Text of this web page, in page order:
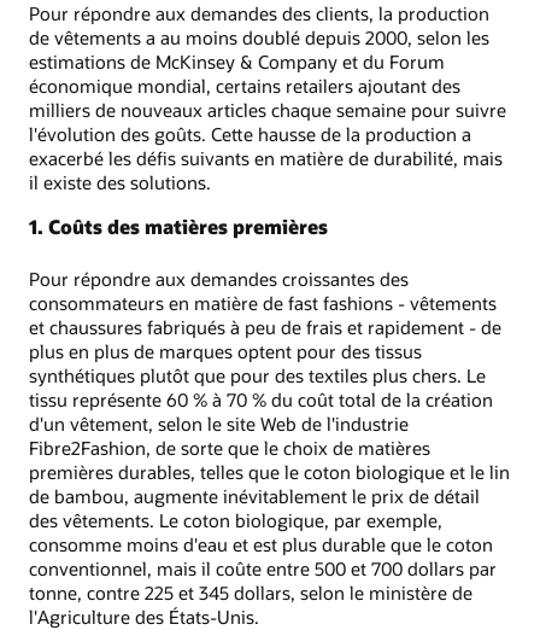
Pour répondre aux demandes des clients, la production
de vêtements a au moins doublé depuis 2000, selon les
estimations de McKinsey & Company et du Forum
économique mondial, certains retailers ajoutant des
milliers de nouveaux articles chaque semaine pour suivre
l'évolution des goûts. Cette hausse de la production a
exacerbé les défis suivants en matière de durabilité, mais
il existe des solutions.
1. Coûts des matières premières
Pour répondre aux demandes croissantes des
consommateurs en matière de fast fashions - vêtements
et chaussures fabriqués à peu de frais et rapidement - de
plus en plus de marques optent pour des tissus
synthétiques plutôt que pour des textiles plus chers. Le
tissu représente 60 % à 70 % du coût total de la création
d'un vêtement, selon le site Web de l'industrie
Fibre2Fashion, de sorte que le choix de matières
premières durables, telles que le coton biologique et le lin
de bambou, augmente inévitablement le prix de détail
des vêtements. Le coton biologique, par exemple,
consomme moins d'eau et est plus durable que le coton
conventionnel, mais il coûte entre 500 et 700 dollars par
tonne, contre 225 et 345 dollars, selon le ministère de
l'Agriculture des États-Unis.